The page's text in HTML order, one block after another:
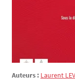
Auteurs : Laurent